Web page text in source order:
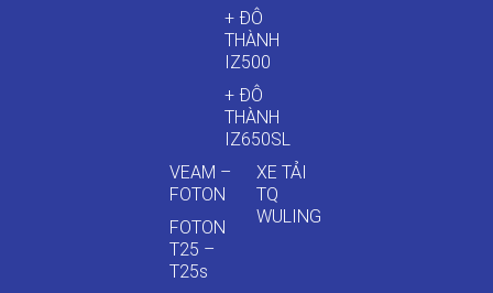
+ ĐÔ
THÀNH
IZ500
+ ĐÔ
THÀNH
IZ650SL
VEAM –
FOTON
FOTON
T25 –
T25s
XE TẢI
TQ
WULING